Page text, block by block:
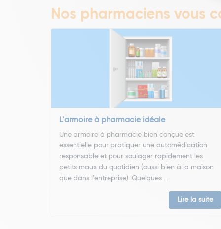
Nos pharmaciens vous
L'armoire à pharmacie idéale
Une armoire à pharmacie bien conçue est
essentielle pour pratiquer une automédication
responsable et pour soulager rapidement les
petits maux du quotidien (aussi bien à la maison
que dans l'entreprise). Quelques ...
Lire la suite